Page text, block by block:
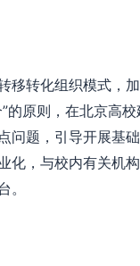
移转化组织模式，
原则，在北京高
问题，引导开展基
化，与校内有关机
。